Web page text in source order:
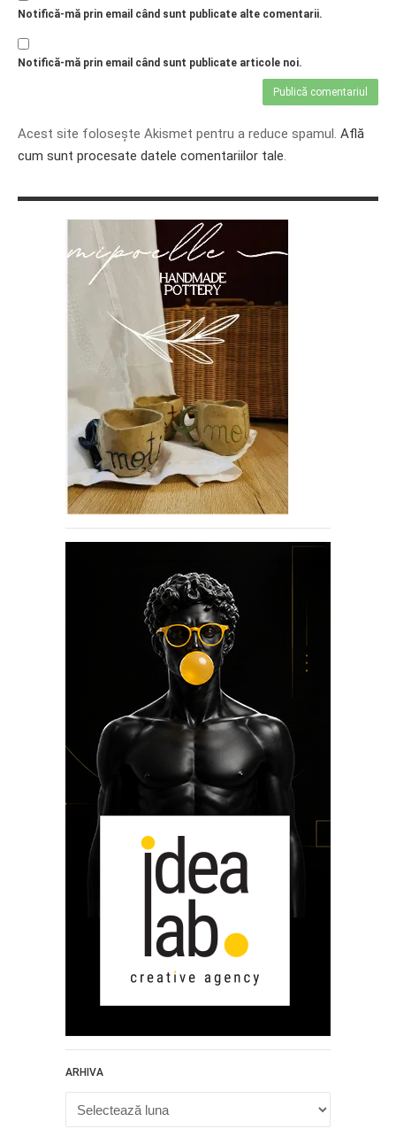
Notifică-mă prin email când sunt publicate alte comentarii.
Notifică-mă prin email când sunt publicate articole noi.
Acest site folosește Akismet pentru a reduce spamul. Află
cum sunt procesate datele comentariilor tale.
ARHIVA
Arhiva